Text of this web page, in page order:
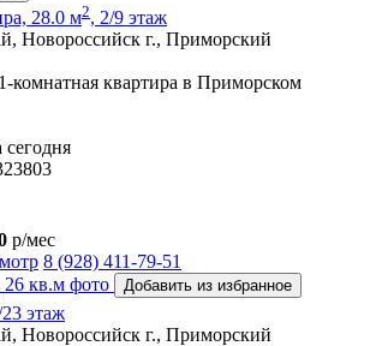
28.0 м2, 2/9 этаж
Новороссийск г., Приморский
комнатная квартира в Приморском
сегодня
р/мес
8 (928) 411-79-51
Добавить из избранное
этаж
Новороссийск г., Приморский